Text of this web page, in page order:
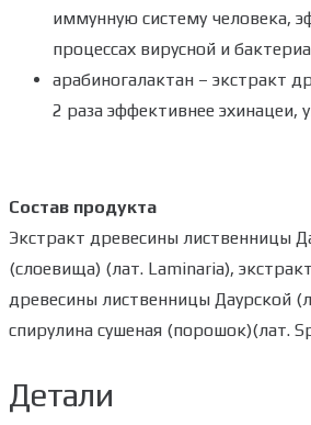
иммунную систему человека,
процессах вирусной и
арабиногалактан – экстракт
2 раза эффективнее эхинацеи,
Состав продукта
Экстракт древесины лиственницы
(слоевища) (лат. Laminaria),
древесины лиственницы Даурской
спирулина сушеная (порошок)(лат.
Детали